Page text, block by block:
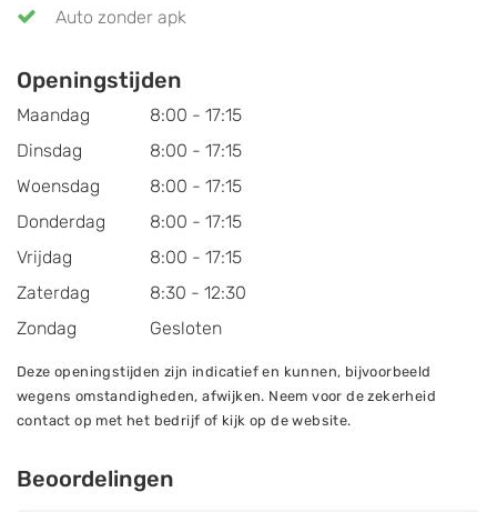
Auto zonder apk
Openingstijden
Maandag
8:00 - 17:15
Dinsdag
8:00 - 17:15
Woensdag
8:00 - 17:15
Donderdag
8:00 - 17:15
Vrijdag
8:00 - 17:15
Zaterdag
8:30 - 12:30
Zondag
Gesloten
Deze openingstijden zijn indicatief en kunnen, bijvoorbeeld
wegens omstandigheden, afwijken. Neem voor de zekerheid
contact op met het bedrijf of kijk op de website.
Beoordelingen